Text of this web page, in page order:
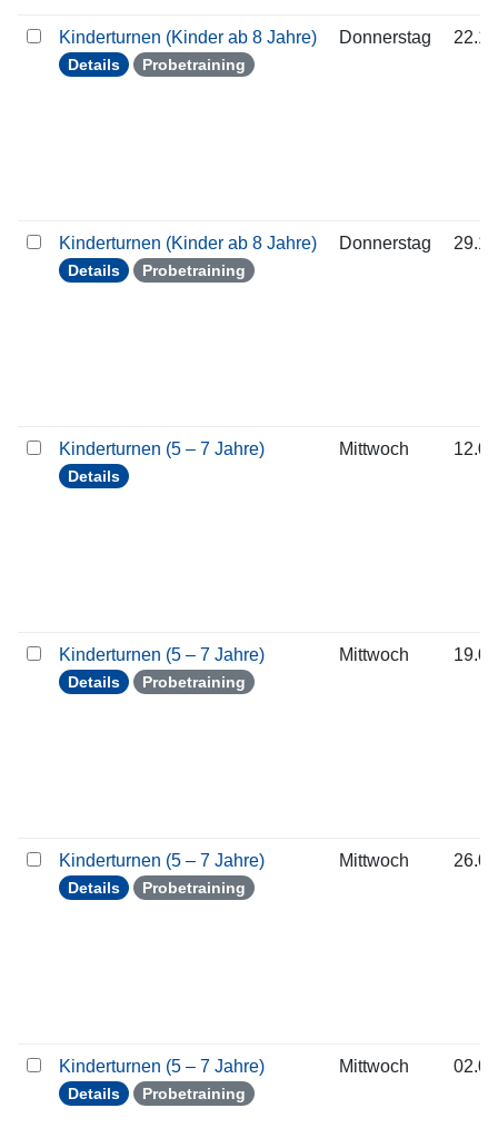
Kinderturnen (Kinder ab 8 Jahre)
Details Probetraining
Donnerstag
Kinderturnen (Kinder ab 8 Jahre)
Details Probetraining
Donnerstag
Kinderturnen (5 – 7 Jahre)
Details
Mittwoch
Kinderturnen (5 – 7 Jahre)
Details Probetraining
Mittwoch
Kinderturnen (5 – 7 Jahre)
Details Probetraining
Mittwoch
Kinderturnen (5 – 7 Jahre)
Details Probetraining
Mittwoch